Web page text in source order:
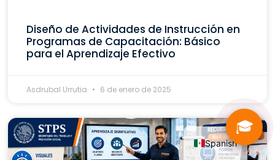
Diseño de Actividades de Instrucción en
Programas de Capacitación: Básico
para el Aprendizaje Efectivo
Asdrubal Urrutia 6 de enero de 2025
🎓
Spanish